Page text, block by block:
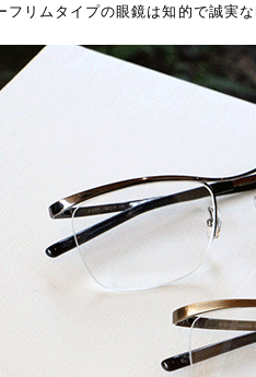
フリムタイプの眼鏡は知的で誠実